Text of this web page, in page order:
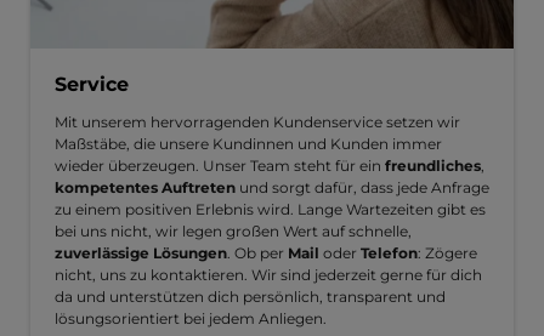
Service
Mit unserem hervorragenden Kundenservice setzen wir
Maßstäbe, die unsere Kundinnen und Kunden immer
wieder überzeugen. Unser Team steht für ein freundliches
kompetentes Auftreten und sorgt dafür, dass jede Anfrage
zu einem positiven Erlebnis wird. Lange Wartezeiten gibt es
bei uns nicht, wir legen großen Wert auf schnelle,
zuverlässige Lösungen . Ob per Mail oder Telefon: Zögere
nicht, uns zu kontaktieren. Wir sind jederzeit gerne für dich
da und unterstützen dich persönlich, transparent und
lösungsorientiert bei jedem Anliegen.